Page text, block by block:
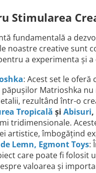
Stimularea
fundamentală a
noastre creative
a experimenta și a
: Acest set le
Matrioshka
rezultând într-o
Tropicală și Abisuri
tridimensionale.
artistice, îmbogățind
Lemn, Egmont Toys:
care poate fi folosit
valoarea și